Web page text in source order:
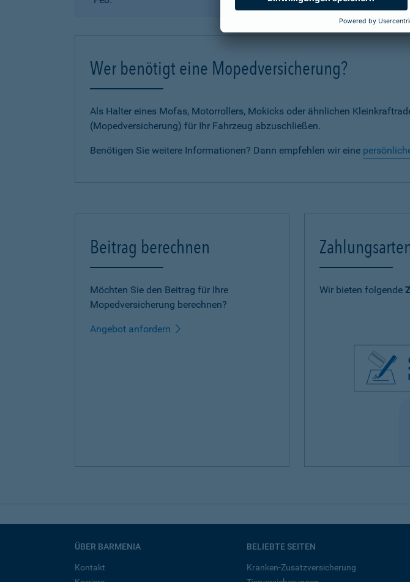
Wer benötigt eine Mopedversicherung?
Als Halter eines Mofas, Motorrollers, Mokicks oder ähnlichen
(Mopedversicherung) für Ihr Fahrzeug abzuschließen.
Benötigen Sie weitere Informationen? Dann empfehlen wir eine
Beitrag berechnen
Möchten Sie den Beitrag für Ihre
Mopedversicherung berechnen?
Angebot anfordern
Wir bieten folgende
ÜBER BARMENIA
Kontakt
BELIEBTE SEITEN
Kranken-Zusatzversicherung